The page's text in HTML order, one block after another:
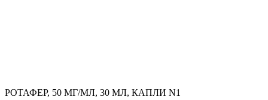
РОТАФЕР, 50 МГ/МЛ, 30 МЛ, КАПЛИ N1